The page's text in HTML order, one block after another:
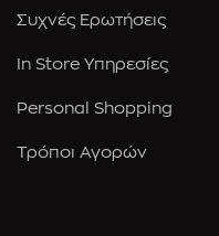
Συχνές Ερωτήσεις
In Store Υπηρεσίες
Personal Shopping
Τρόποι Αγορών